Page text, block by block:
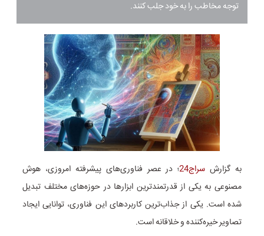
توجه مخاطب را به خود جلب کنند.
به گزارش سراج24
؛ در عصر فناوری‌های پیشرفته امروزی، هوش
مصنوعی به یکی از قدرتمندترین ابزارها در حوزه‌های مختلف تبدیل
شده است. یکی از جذاب‌ترین کاربردهای این فناوری، توانایی ایجاد
تصاویر خیره‌کننده و خلاقانه است.